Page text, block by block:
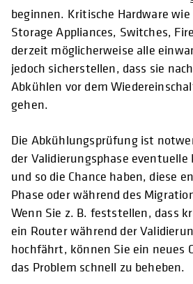
beginnen. Kritische Hardware wie
Storage Appliances, Switches,
derzeit möglicherweise alle
jedoch sicherstellen, dass sie
Abkühlen vor dem
gehen.
Die Abkühlungsprüfung ist
der Validierungsphase eventuelle
und so die Chance haben, diese
Phase oder während des
Wenn Sie z. B. feststellen, dass
ein Router während der
hochfährt, können Sie ein neues
das Problem schnell zu beheben.